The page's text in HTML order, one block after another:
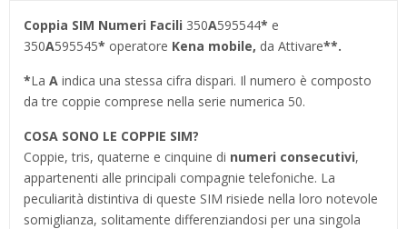
Coppia SIM Numeri Facili 350A595544* e
350A595545* operatore Kena mobile, da Attivare**.
*La A indica una stessa cifra dispari. Il numero è composto
da tre coppie comprese nella serie numerica 50.
COSA SONO LE COPPIE SIM?
Coppie, tris, quaterne e cinquine di numeri consecutivi,
appartenenti alle principali compagnie telefoniche. La
peculiarità distintiva di queste SIM risiede nella loro notevole
somiglianza, solitamente differenziandosi per una singola